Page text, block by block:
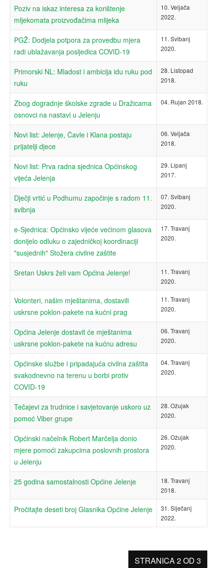
Poziv na iskaz interesa za korištenje
mljekomata proizvođačima mlijeka
10. Veljača
2022.
PGŽ: Dodjela potpora za provedbu mjera
radi ublažavanja posljedica COVID-19
11. Svibanj
2020.
Primorski NL: Mladost i ambicija idu ruku pod
ruku
28. Listopad
2018.
Zbog dogradnje školske zgrade u Dražicama
osnovci na nastavi u Jelenju
04. Rujan 2018.
Novi list: Jelenje, Čavle i Klana postaju
prijatelji djece
06. Veljača
2018.
Novi list: Prva radna sjednica Općinskog
vijeća Jelenja
29. Lipanj
2017.
Dječji vrtić u Podhumu započinje s radom 11.
svibnja
07. Svibanj
2020.
e-Sjednica: Općinsko vijeće većinom glasova
donijelo odluku o zajedničkoj koordinaciji
"susjednih" Stožera civilne zaštite
17. Travanj
2020.
Sretan Uskrs želi vam Općina Jelenje!
11. Travanj
2020.
Volonteri, našim mještanima, dostavili
uskrsne poklon-pakete na kućni prag
11. Travanj
2020.
Općina Jelenje dostavit će mještanima
uskrsne poklon-pakete na kućnu adresu
06. Travanj
2020.
Općinske službe i pripadajuća civilna zaštita
svakodnevno na terenu u borbi protiv
COVID-19
04. Travanj
2020.
Tečajevi za trudnice i savjetovanje uskoro uz
pomoć Viber grupe
28. Ožujak
2020.
Općinski načelnik Robert Marčelja donio
mjere pomoći zakupcima poslovnih prostora
u Jelenju
26. Ožujak
2020.
25 godina samostalnosti Općine Jelenje
18. Travanj
2018.
Pročitajte deseti broj Glasnika Općine Jelenje
31. Siječanj
2022.
STRANICA 2 OD 3